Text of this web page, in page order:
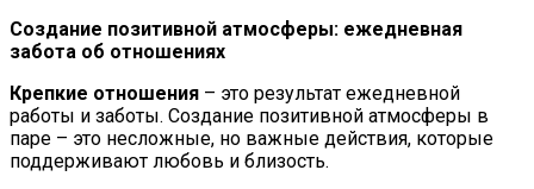
Создание позитивной атмосферы: ежедневная
забота об отношениях
Крепкие отношения – это результат ежедневной
работы и заботы. Создание позитивной атмосферы в
паре – это несложные, но важные действия, которые
поддерживают любовь и близость.